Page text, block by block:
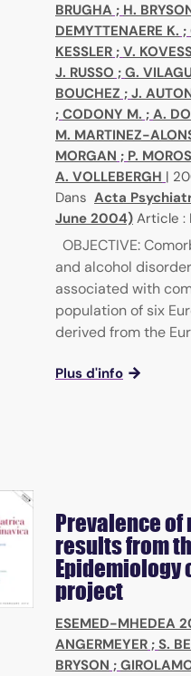
BRUGHA ; H.
DEMYTTENAERE K. ;
KESSLER ; V.
J. RUSSO ; G.
BOUCHEZ ; J.
; CODONY M. ; A.
M. MARTINEZ-
MORGAN ; P.
A. VOLLEBERGH |
Dans Acta
June 2004) Article :
OBJECTIVE:
and alcohol
associated with
population of six
derived from the
Plus d'info
Prevalence of
results from
Epidemiology
project
ESEMED-
ANGERMEYER ; S.
BRYSON ;